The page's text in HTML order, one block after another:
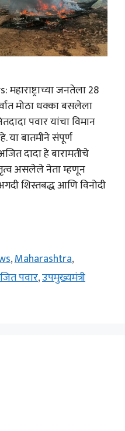
जनतेला 28
मोठा धक्का बसलेला
पवार यांचा विमान
या बातमीने संपूर्ण
दादा हे बारामतीचे
असलेले नेता म्हणून
शिस्तबद्ध आणि विनोदी
,Maharashtra,
पवार,उपमुख्यमंत्री